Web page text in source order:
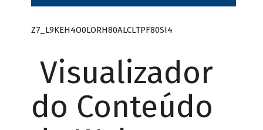
Z7_L9KEH4O0LORH80ALCLTPF80SI4
Visualizador
do Conteúdo